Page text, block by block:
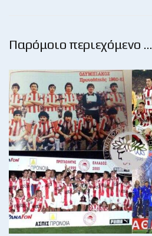
Παρόμοιο περιεχόμενο …